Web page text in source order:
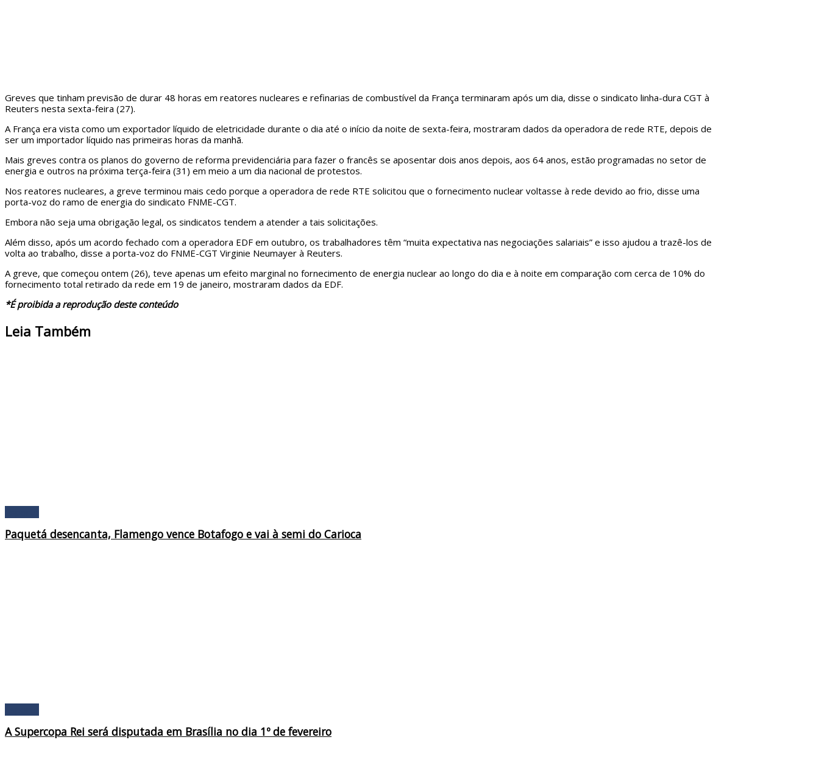
Greves que tinham previsão de durar 48 horas em reatores nucleares e refinarias de combustível da França terminaram após um dia, disse o sindicato linha-dura CGT à
Reuters nesta sexta-feira (27).
A França era vista como um exportador líquido de eletricidade durante o dia até o início da noite de sexta-feira, mostraram dados da operadora de rede RTE, depois de
ser um importador líquido nas primeiras horas da manhã.
Mais greves contra os planos do governo de reforma previdenciária para fazer o francês se aposentar dois anos depois, aos 64 anos, estão programadas no setor de
energia e outros na próxima terça-feira (31) em meio a um dia nacional de protestos.
Nos reatores nucleares, a greve terminou mais cedo porque a operadora de rede RTE solicitou que o fornecimento nuclear voltasse à rede devido ao frio, disse uma
porta-voz do ramo de energia do sindicato FNME-CGT.
Embora não seja uma obrigação legal, os sindicatos tendem a atender a tais solicitações.
Além disso, após um acordo fechado com a operadora EDF em outubro, os trabalhadores têm “muita expectativa nas negociações salariais” e isso ajudou a trazê-los de
volta ao trabalho, disse a porta-voz do FNME-CGT Virginie Neumayer à Reuters.
A greve, que começou ontem (26), teve apenas um efeito marginal no fornecimento de energia nuclear ao longo do dia e à noite em comparação com cerca de 10% do
fornecimento total retirado da rede em 19 de janeiro, mostraram dados da EDF.
*É proibida a reprodução deste conteúdo
Leia Também
Paquetá desencanta, Flamengo vence Botafogo e vai à semi do Carioca
A Supercopa Rei será disputada em Brasília no dia 1º de fevereiro